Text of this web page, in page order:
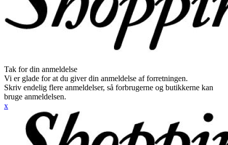
Tak for din anmeldelse
Vi er glade for at du giver din anmeldelse af forretningen.
Skriv endelig flere anmeldelser, så forbrugerne og butikkerne kan
bruge anmeldelsen.
x